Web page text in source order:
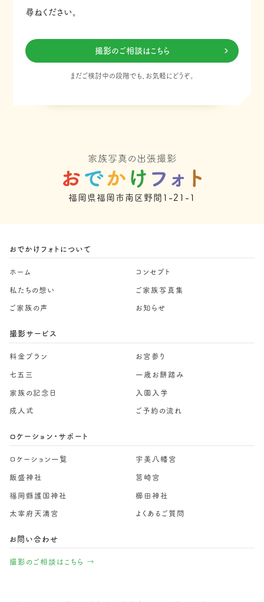
尋ねください。
撮影のご相談はこちら
まだご検討中の段階でも、お気軽にどうぞ。
福岡県福岡市南区野間1-21-1
おでかけフォトについて
ホーム コンセプト
私たちの想い ご家族写真集
ご家族の声 お知らせ
撮影サービス
料金プラン お宮参り
七五三 一歳お餅踏み
家族の記念日 入園入学
成人式 ご予約の流れ
ロケーション・サポート
ロケーション一覧 宇美八幡宮
飯盛神社 筥崎宮
福岡縣護国神社 櫛田神社
太宰府天満宮 よくあるご質問
お問い合わせ
撮影のご相談はこちら →